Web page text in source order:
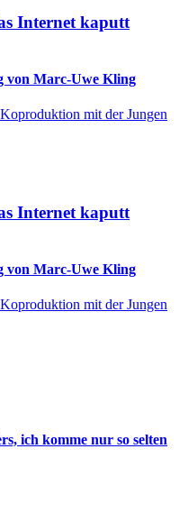
Internet kaputt
von Marc-Uwe Kling
mit der Jungen
Internet kaputt
von Marc-Uwe Kling
mit der Jungen
ich komme nur so selten